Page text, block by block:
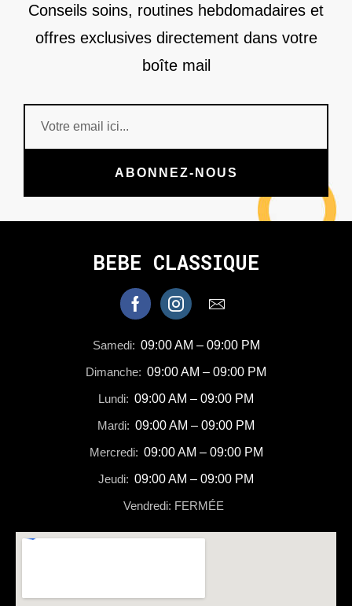
Conseils soins, routines hebdomadaires et
offres exclusives directement dans votre
boîte mail
ABONNEZ-NOUS
BEBE CLASSIQUE
Samedi: 09:00 AM – 09:00 PM
Dimanche: 09:00 AM – 09:00 PM
Lundi: 09:00 AM – 09:00 PM
Mardi: 09:00 AM – 09:00 PM
Mercredi: 09:00 AM – 09:00 PM
Jeudi: 09:00 AM – 09:00 PM
Vendredi: FERMÉE